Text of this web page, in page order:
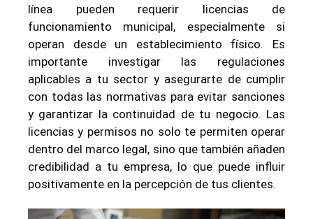
línea pueden requerir licencias de
funcionamiento municipal, especialmente si
operan desde un establecimiento físico. Es
importante investigar las regulaciones
aplicables a tu sector y asegurarte de cumplir
con todas las normativas para evitar sanciones
y garantizar la continuidad de tu negocio. Las
licencias y permisos no solo te permiten operar
dentro del marco legal, sino que también añaden
credibilidad a tu empresa, lo que puede influir
positivamente en la percepción de tus clientes.